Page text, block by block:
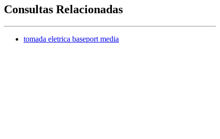
Consultas Relacionadas
tomada eletrica baseport media